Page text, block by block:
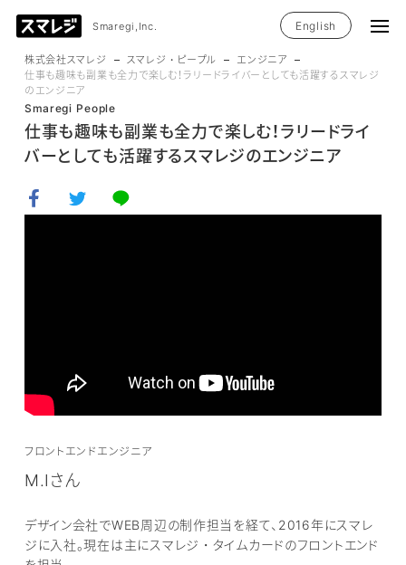
Smaregi,Inc. English
株式会社スマレジ スマレジ・ピープル
エンジニア
仕事も趣味も副業も全力で楽しむ！ラリードライバーとしても活躍するスマレジ
のエンジニア
Smaregi People
仕事も趣味も副業も全力で楽しむ！ラリードライ
バーとしても活躍するスマレジのエンジニア
facebookでシェア
twitterでシェア
フロントエンドエンジニア
M.Iさん
デザイン会社でWEB周辺の制作担当を経て、2016年にスマレ
ジに入社。現在は主にスマレジ・タイムカードのフロントエンド